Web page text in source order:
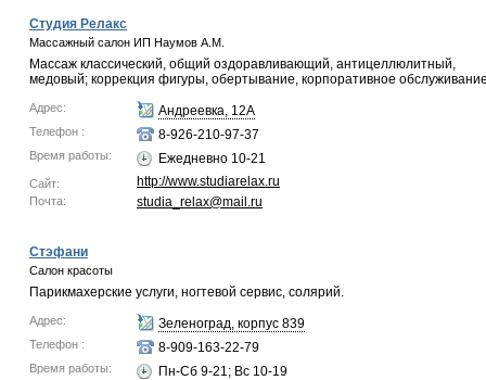
Студия Релакс
Массажный салон ИП Наумов А.М.
Массаж классический, общий оздоравливающий, антицеллюлитный,
медовый; коррекция фигуры, обертывание, корпоративное
Адрес: Андреевка, 12А
Телефон : 8-926-210-97-37
Время работы: Ежедневно 10-21
Сайт: http://www.studiarelax.ru
Почта: studia_relax@mail.ru
Стэфани
Салон красоты
Парикмахерские услуги, ногтевой сервис, солярий.
Адрес: Зеленоград, корпус 839
Телефон : 8-909-163-22-79
Время работы: Пн-Сб 9-21; Вс 10-19